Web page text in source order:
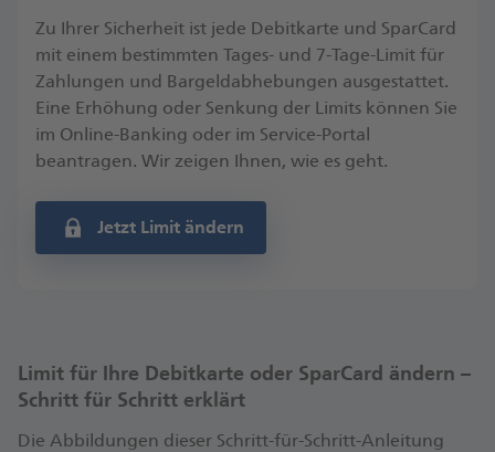
Zu Ihrer Sicherheit ist jede Debitkarte und SparCard
mit einem bestimmten Tages- und 7-Tage-Limit für
Zahlungen und Bargeldabhebungen ausgestattet.
Eine Erhöhung oder Senkung der Limits können Sie
im Online-Banking oder im Service-Portal
beantragen. Wir zeigen Ihnen, wie es geht.
Jetzt Limit ändern
Limit für Ihre Debitkarte oder SparCard ändern –
Schritt für Schritt erklärt
Die Abbildungen dieser Schritt-für-Schritt-Anleitung